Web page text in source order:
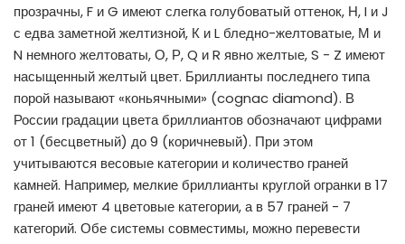
прозрачны, F и G имеют слегка голубоватый оттенок, Н, I и J
с едва заметной желтизной, К и L бледно-желтоватые, М и
N немного желтоваты, О, Р, Q и R явно желтые, S - Z имеют
насыщенный желтый цвет. Бриллианты последнего типа
порой называют «коньячными» (cognac diamond). В
России градации цвета бриллиантов обозначают цифрами
от 1 (бесцветный) до 9 (коричневый). При этом
учитываются весовые категории и количество граней
камней. Например, мелкие бриллианты круглой огранки в 17
граней имеют 4 цветовые категории, а в 57 граней - 7
категорий. Обе системы совместимы, можно перевести